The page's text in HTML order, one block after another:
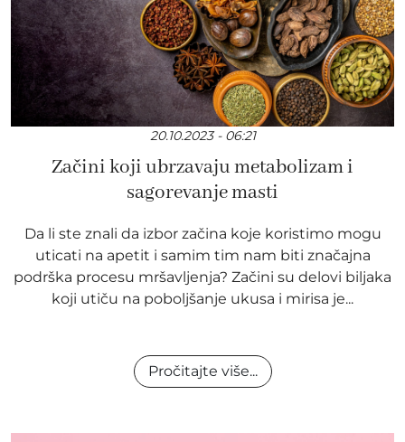
20.10.2023 - 06:21
Začini koji ubrzavaju metabolizam i
sagorevanje masti
Da li ste znali da izbor začina koje koristimo mogu
uticati na apetit i samim tim nam biti značajna
podrška procesu mršavljenja? Začini su delovi biljaka
koji utiču na poboljšanje ukusa i mirisa je...
Pročitajte više...